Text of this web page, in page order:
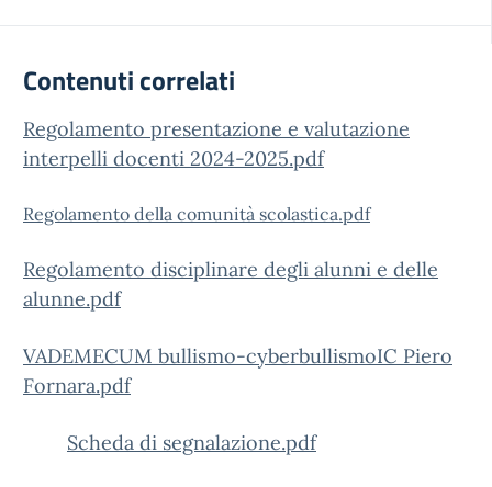
Contenuti correlati
Regolamento presentazione e valutazione
interpelli docenti 2024-2025.pdf
Regolamento della comunità scolastica.pdf
Regolamento disciplinare degli alunni e delle
alunne.pdf
VADEMECUM bullismo-cyberbullismoIC Piero
Fornara.pdf
Scheda di segnalazione.pdf